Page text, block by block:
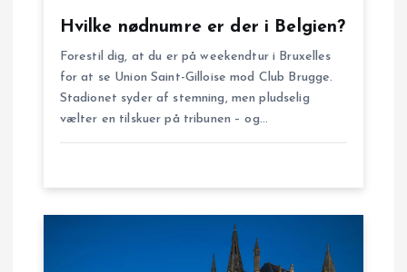
n
Hvilke nødnumre er der i Belgien?
Forestil dig, at du er på weekendtur i Bruxelles
for at se Union Saint-Gilloise mod Club Brugge.
Stadionet syder af stemning, men pludselig
vælter en tilskuer på tribunen – og…